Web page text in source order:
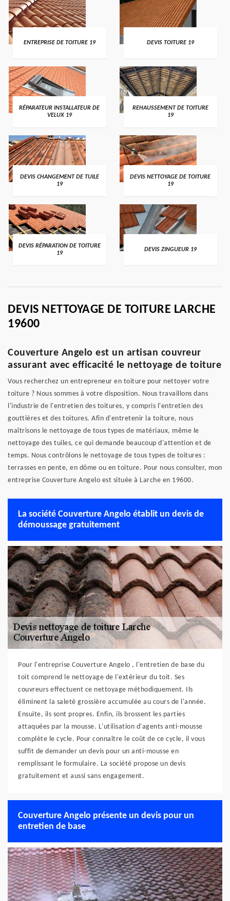
ENTREPRISE DE TOITURE 19 DEVIS TOITURE 19
RÉPARATEUR INSTALLATEUR DE
VELUX 19
REHAUSSEMENT DE TOITURE
19
DEVIS CHANGEMENT DE TUILE
19
DEVIS NETTOYAGE DE TOITURE
19
DEVIS RÉPARATION DE TOITURE
19
DEVIS ZINGUEUR 19
DEVIS NETTOYAGE DE TOITURE LARCHE
19600
Couverture Angelo est un artisan couvreur
assurant avec efficacité le nettoyage de toiture
Vous recherchez un entrepreneur en toiture pour nettoyer votre
toiture ? Nous sommes à votre disposition. Nous travaillons dans
l'industrie de l'entretien des toitures, y compris l'entretien des
gouttières et des toitures. Afin d'entretenir la toiture, nous
maîtrisons le nettoyage de tous types de matériaux, même le
nettoyage des tuiles, ce qui demande beaucoup d'attention et de
temps. Nous contrôlons le nettoyage de tous types de toitures :
terrasses en pente, en dôme ou en toiture. Pour nous consulter, mon
entreprise Couverture Angelo est située à Larche en 19600.
La société Couverture Angelo établit un devis de
démoussage gratuitement
Pour l'entreprise Couverture Angelo , l'entretien de base du
toit comprend le nettoyage de l'extérieur du toit. Ses
couvreurs effectuent ce nettoyage méthodiquement. Ils
éliminent la saleté grossière accumulée au cours de l'année.
Ensuite, ils sont propres. Enfin, ils brossent les parties
attaquées par la mousse. L'utilisation d'agents anti-mousse
complète le cycle. Pour connaître le coût de ce cycle, il vous
suffit de demander un devis pour un anti-mousse en
remplissant le formulaire. La société propose un devis
gratuitement et aussi sans engagement.
Couverture Angelo présente un devis pour un
entretien de base